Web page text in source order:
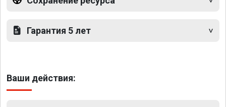
Гарантия 5 лет
Ваши действия: